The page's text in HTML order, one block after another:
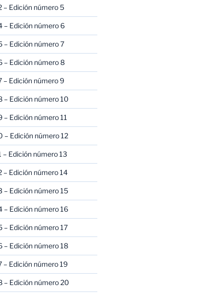
– Edición número 5
– Edición número 6
– Edición número 7
– Edición número 8
– Edición número 9
– Edición número 10
Edición número 11
– Edición número 12
Edición número 13
– Edición número 14
– Edición número 15
– Edición número 16
– Edición número 17
– Edición número 18
– Edición número 19
– Edición número 20